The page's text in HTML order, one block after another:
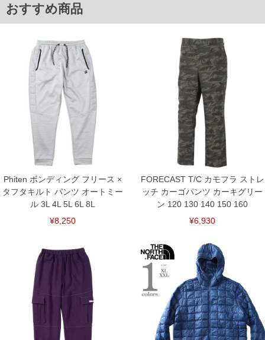
■サイズ表
サイズ/ウエスト(適応)/股下/わたり幅/ヒップ/総丈
4L/105～120/75/43/140/111
5L/115～130/75/45/150/113
6L/125～140/75/47/160/115
単位はcm
※【返品交換について】
返品交換希望の方は、商品到着後1週間以内にご連絡ください。
下着(肌着)やワイシャツは商品の性質上、返品交換不可とさせて頂いております。予め
ご了承くださいませ。
※【ボトムの裾上げをご希望の場合】
裾上げ料金は500円+税となります。
備考欄に股下●cmとご記入下さい。（裾上げ無料対象商品は1本につき税込6,000円以
上の品が対象。1本5,999円以下の商品は有料（500円+税）となります。）
尚、裾上げした商品は返品・交換不可となりますので、予めご了承下さい。
一部、お直しに対応出来ない商品がございます。(例：裾にファスナーや調節ひもが付
いている、極端なデザインが施されている等)
※商品によって若干のサイズの誤差がございます。また、お客様がご使用の環境（コ
ンピュータ画面）によって、商品の色味が若干異なる場合がございます。予めご了承
※当店での掲載商品は、実店鋪と在庫を共用しておりますので店頭での売り違い、店
舗からのお取り寄せ等により、お客様にご迷惑をお掛けしてしまう場合がございま
す。そのようなことがない様最大限に努めておりますが、もしあった場合速やかにご
連絡させて頂きますので予めご了承ください。
DETAIL
おすすめ商品
Phiten ボンディング フリース ×
タフタキルト パンツ オートミー
ル 3L 4L 5L 6L 8L
¥8,250
FORECAST T/C カモフラ ストレ
ッチ カーゴパンツ カーキグリー
ン 120 130 140 150 160
¥6,930